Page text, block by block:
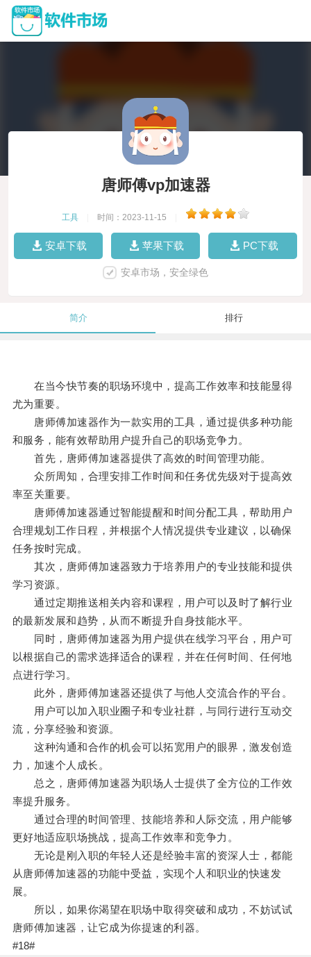
唐师傅vp加速器
工具 时间：2023-11-15
安卓下载 苹果下载 PC下载
安卓市场，安全绿色
简介 排行
在当今快节奏的职场环境中，提高工作效率和技能显得
尤为重要。
唐师傅加速器作为一款实用的工具，通过提供多种功能
和服务，能有效帮助用户提升自己的职场竞争力。
首先，唐师傅加速器提供了高效的时间管理功能。
众所周知，合理安排工作时间和任务优先级对于提高效
率至关重要。
唐师傅加速器通过智能提醒和时间分配工具，帮助用户
合理规划工作日程，并根据个人情况提供专业建议，以确保
任务按时完成。
其次，唐师傅加速器致力于培养用户的专业技能和提供
学习资源。
通过定期推送相关内容和课程，用户可以及时了解行业
的最新发展和趋势，从而不断提升自身技能水平。
同时，唐师傅加速器为用户提供在线学习平台，用户可
以根据自己的需求选择适合的课程，并在任何时间、任何地
点进行学习。
此外，唐师傅加速器还提供了与他人交流合作的平台。
用户可以加入职业圈子和专业社群，与同行进行互动交
流，分享经验和资源。
这种沟通和合作的机会可以拓宽用户的眼界，激发创造
力，加速个人成长。
总之，唐师傅加速器为职场人士提供了全方位的工作效
率提升服务。
通过合理的时间管理、技能培养和人际交流，用户能够
更好地适应职场挑战，提高工作效率和竞争力。
无论是刚入职的年轻人还是经验丰富的资深人士，都能
从唐师傅加速器的功能中受益，实现个人和职业的快速发
展。
所以，如果你渴望在职场中取得突破和成功，不妨试试
唐师傅加速器，让它成为你提速的利器。
#18#